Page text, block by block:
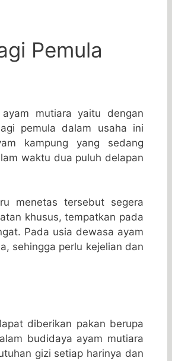
Pemula
mutiara yaitu dengan
pemula dalam usaha ini
kampung yang sedang
waktu dua puluh delapan
menetas tersebut segera
khusus, tempatkan pada
Pada usia dewasa ayam
sehingga perlu kejelian dan
diberikan pakan berupa
budidaya ayam mutiara
gizi setiap harinya dan